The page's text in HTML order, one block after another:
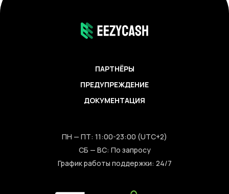
ПАРТНЁРЫ
ПРЕДУПРЕЖДЕНИЕ
ДОКУМЕНТАЦИЯ
ПН — ПТ: 11:00-23:00 (UTC+2)
СБ — ВС: По запросу
График работы поддержки: 24/7